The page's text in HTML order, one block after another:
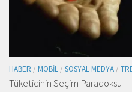
HABER / MOBIL / SOSYAL MEDYA /
Tüketicinin Seçim Paradoksu